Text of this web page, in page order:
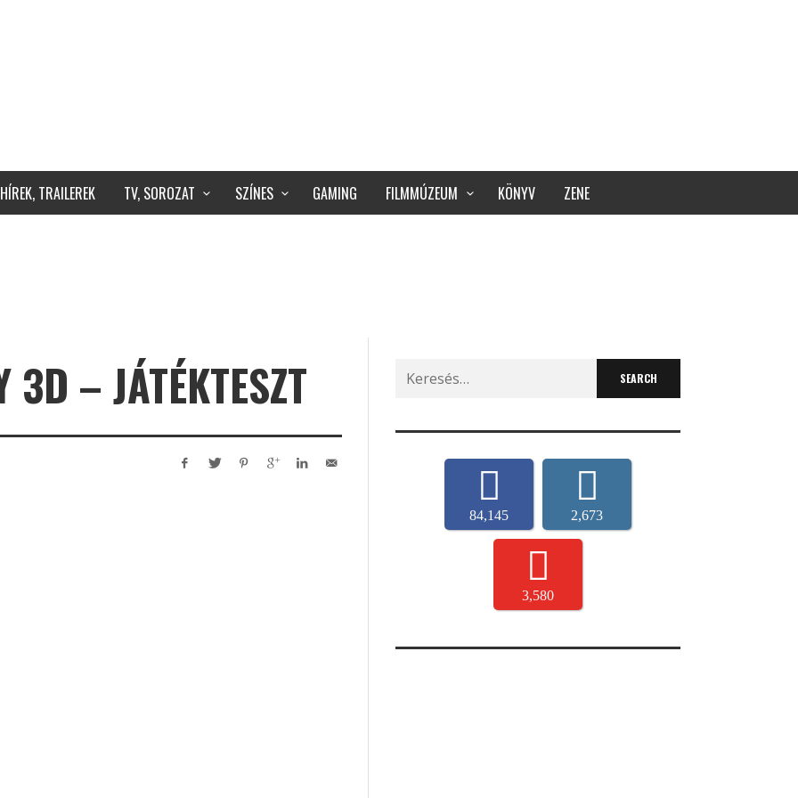
HÍREK, TRAILEREK TV, SOROZAT SZÍNES GAMING FILMMÚZEUM KÖNYV ZENE
3D – JÁTÉKTESZT
Search
for:
84,145 2,673
3,580